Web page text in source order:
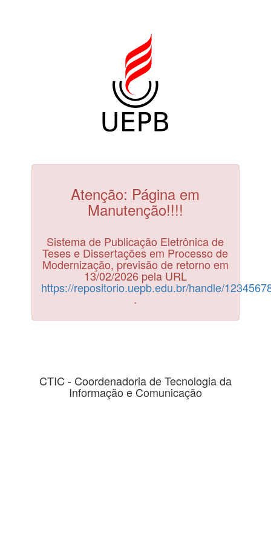
Atenção: Página em
Manutenção!!!!
Sistema de Publicação Eletrônica de
Teses e Dissertações em Processo de
Modernização, previsão de retorno em
13/02/2026 pela URL
https://repositorio.uepb.edu.br/handle/
.
CTIC - Coordenadoria de Tecnologia da
Informação e Comunicação